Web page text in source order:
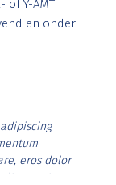
posuere.
Y-AMT
en onder
eros dolor
erat.